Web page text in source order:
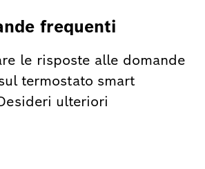
frequenti
le risposte alle domande
termostato smart
ulteriori